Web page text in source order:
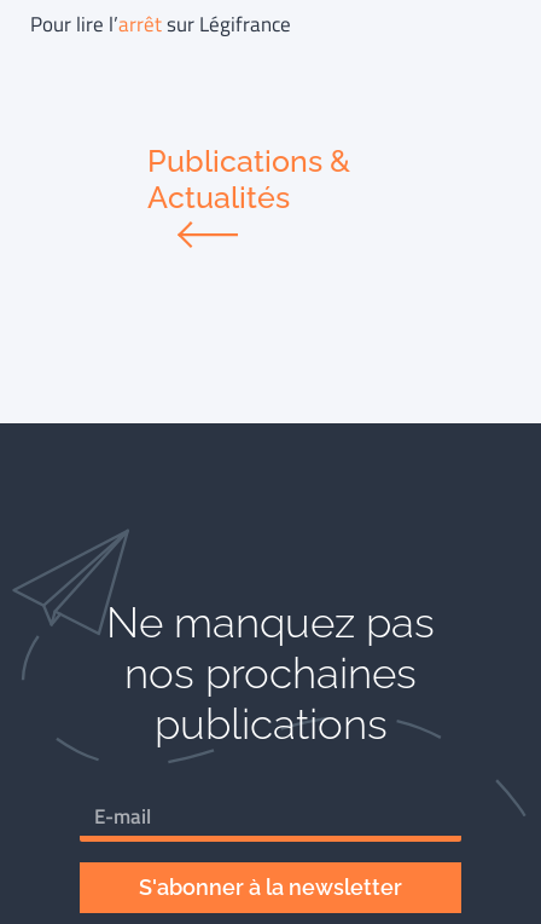
Pour lire l’arrêtsur Légifrance
Publications &
Actualités
Ne manquez pas
nos prochaines
publications
S'abonner à la newsletter